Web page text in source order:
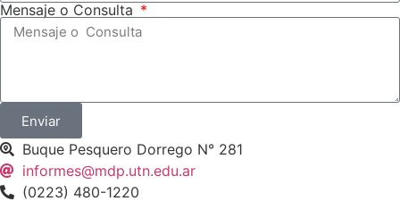
Mensaje o Consulta
Enviar
Buque Pesquero Dorrego N° 281
informes@mdp.utn.edu.ar
(0223) 480-1220